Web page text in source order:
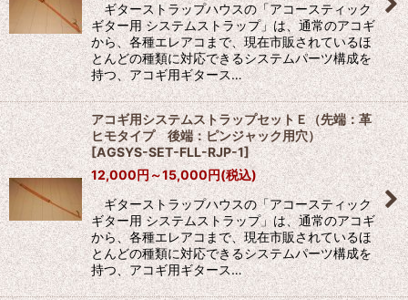
ギターストラップハウスの「アコースティック
ギター用 システムストラップ」は、通常のアコギ
から、各種エレアコまで、現在市販されているほ
とんどの種類に対応できるシステムパーツ構成を
持つ、アコギ用ギタース…
アコギ用システムストラップセットＥ（先端：革
ヒモタイプ 後端：ピンジャック用穴）
[AGSYS-SET-FLL-RJP-1]
12,000円～15,000円(税込)
ギターストラップハウスの「アコースティック
ギター用 システムストラップ」は、通常のアコギ
から、各種エレアコまで、現在市販されているほ
とんどの種類に対応できるシステムパーツ構成を
持つ、アコギ用ギタース…